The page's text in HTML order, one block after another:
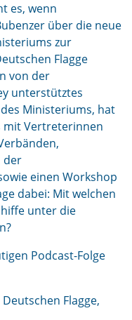
es, wenn
über die neue
zur
Flagge
von der
unterstütztes
Ministeriums, hat
mit Vertreterinnen
der
einen Workshop
dabei: Mit welchen
unter die
Podcast-Folge
Flagge,